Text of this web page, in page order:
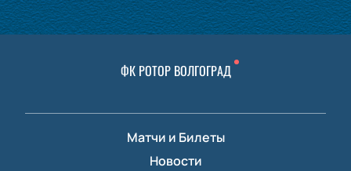
ФК РОТОР ВОЛГОГРАД
Матчи и Билеты
Новости